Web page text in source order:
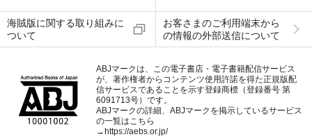
海賊版に関する取り組みに
ついて
お客さまのご利用端末から
の情報の外部送信について
ABJマークは、この電子書店・電子書籍配信サービス
が、著作権者からコンテンツ使用許諾を得た正規版配
信サービスであることを示す登録商標（登録番号 第
6091713号）です。
ABJマークの詳細、ABJマークを掲示しているサービス
の一覧はこちら
→https://aebs.or.jp/